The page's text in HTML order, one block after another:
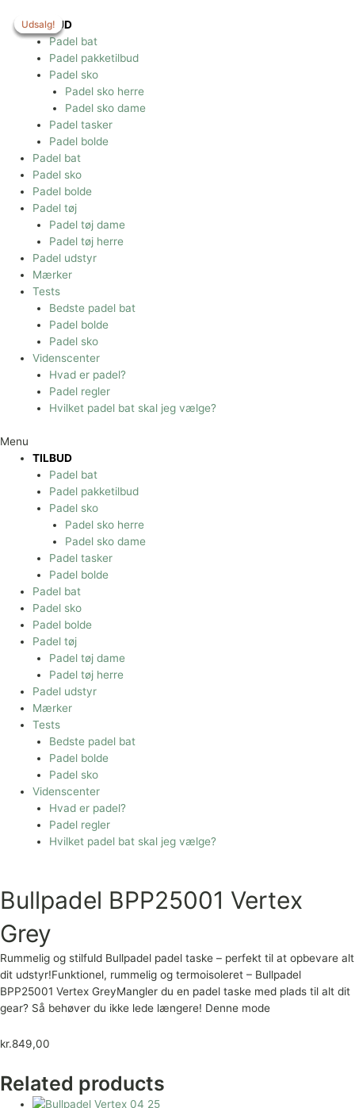
indholdet
TILBUD
Padel bat
Padel pakketilbud
Padel sko
Padel sko herre
Padel sko dame
Padel tasker
Padel bolde
Padel bat
Padel sko
Padel bolde
Padel tøj
Padel tøj dame
Padel tøj herre
Padel udstyr
Mærker
Tests
Bedste padel bat
Padel bolde
Padel sko
Videnscenter
Hvad er padel?
Padel regler
Hvilket padel bat skal jeg vælge?
Menu
TILBUD
Padel bat
Padel pakketilbud
Padel sko
Padel sko herre
Padel sko dame
Padel tasker
Padel bolde
Padel bat
Padel sko
Padel bolde
Padel tøj
Padel tøj dame
Padel tøj herre
Padel udstyr
Mærker
Tests
Bedste padel bat
Padel bolde
Padel sko
Videnscenter
Hvad er padel?
Padel regler
Hvilket padel bat skal jeg vælge?
Bullpadel BPP25001 Vertex
Grey
Rummelig og stilfuld Bullpadel padel taske – perfekt til at opbevare alt
dit udstyr!Funktionel, rummelig og termoisoleret – Bullpadel
BPP25001 Vertex GreyMangler du en padel taske med plads til alt dit
gear? Så behøver du ikke lede længere! Denne mode
kr.849,00
Related products
Udsalg!
Udsalg!
Udsalg!
Udsalg!